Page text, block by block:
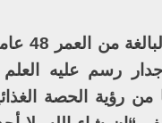
تضحك
رسم عليه العلم
من رؤية الحصة